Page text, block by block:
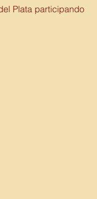
Plata participando